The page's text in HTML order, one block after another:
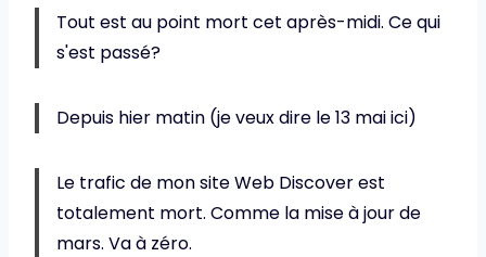
Tout est au point mort cet après-midi. Ce qui
s'est passé?
Depuis hier matin (je veux dire le 13 mai ici)
Le trafic de mon site Web Discover est
totalement mort. Comme la mise à jour de
mars. Va à zéro.